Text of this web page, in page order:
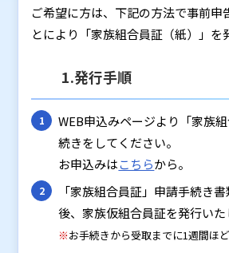
ご希望に方は、下記の方法で事前申
とにより「家族組合員証（紙）」を
1.発行手順
WEB申込みページより「家族
続きをしてください。
お申込みはこちらから。
「家族組合員証」申請手続き
後、家族仮組合員証を発行いた
※お手続きから受取までに1週間ほど